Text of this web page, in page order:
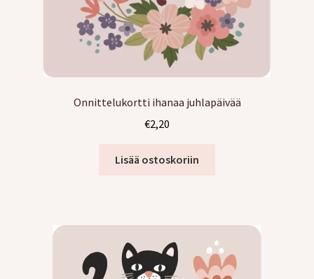
Onnittelukortti ihanaa juhlapäivää
€2,20
Lisää ostoskoriin